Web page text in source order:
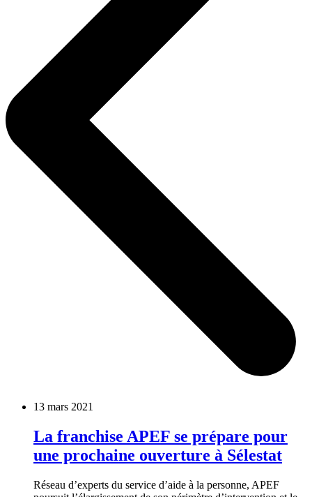
13 mars 2021
La franchise APEF se prépare pour
une prochaine ouverture à Sélestat
Réseau d’experts du service d’aide à la personne, APEF